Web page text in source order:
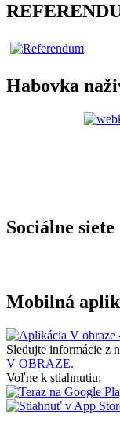
Habovka
Sociálne siete
Mobilná
Sledujte informácie z
V OBRAZE.
Voľne k stiahnutiu: